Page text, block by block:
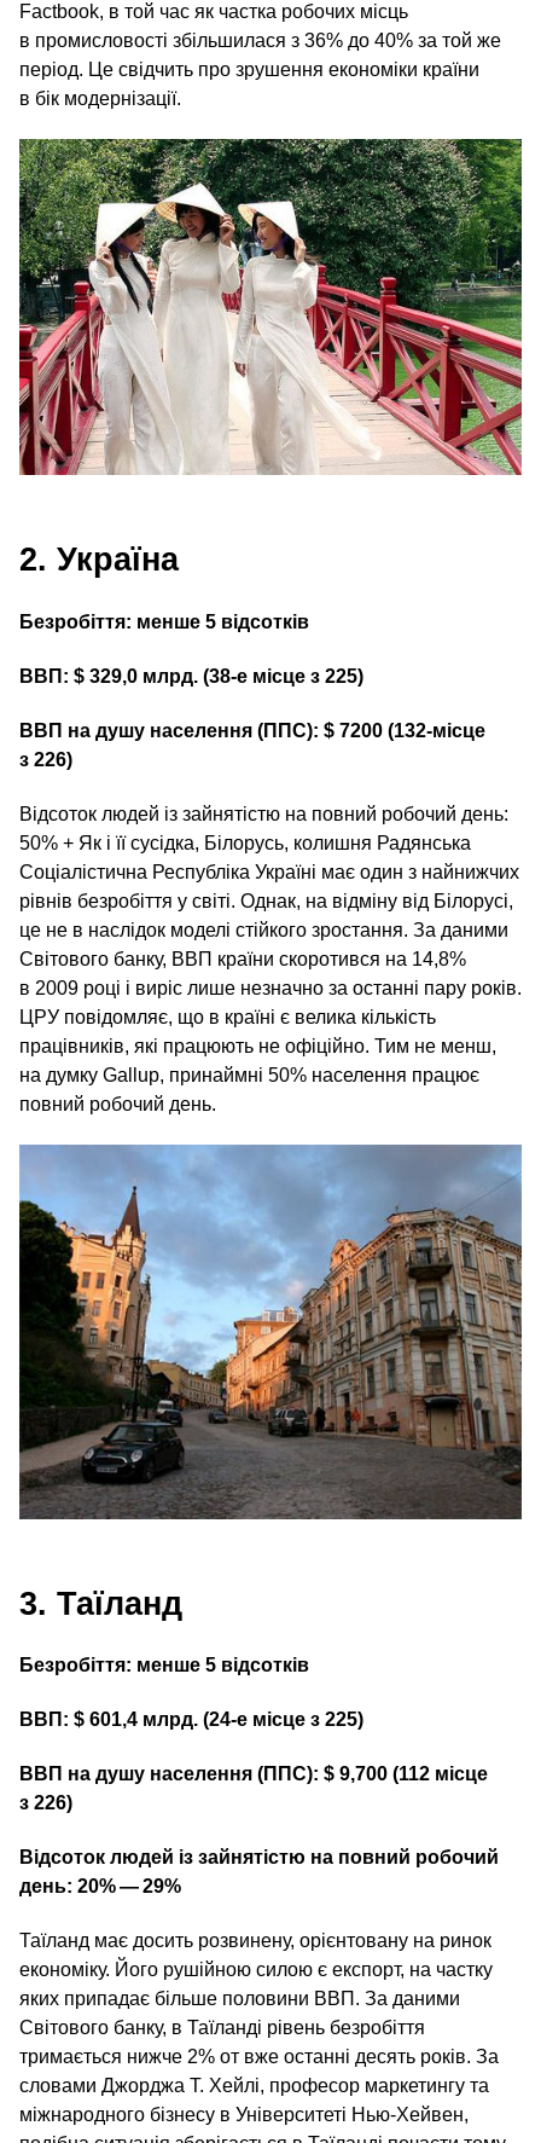
Factbook, в той час як частка робочих місць
в промисловості збільшилася з 36% до 40% за той же
період. Це свідчить про зрушення економіки країни
в бік модернізації.
2. Україна
Безробіття: менше 5 відсотків
ВВП: $ 329,0 млрд. (38‑е місце з 225)
ВВП на душу населення (ППС): $ 7200 (132-місце
з 226)
Відсоток людей із зайнятістю на повний робочий день:
50% + Як і її сусідка, Білорусь, колишня Радянська
Соціалістична Республіка Україні має один з найнижчих
рівнів безробіття у світі. Однак, на відміну від Білорусі,
це не в наслідок моделі стійкого зростання. За даними
Світового банку, ВВП країни скоротився на 14,8%
в 2009 році і виріс лише незначно за останні пару років.
ЦРУ повідомляє, що в країні є велика кількість
працівників, які працюють не офіційно. Тим не менш,
на думку Gallup, принаймні 50% населення працює
повний робочий день.
3. Таїланд
Безробіття: менше 5 відсотків
ВВП: $ 601,4 млрд. (24‑е місце з 225)
ВВП на душу населення (ППС): $ 9,700 (112 місце
з 226)
Відсоток людей із зайнятістю на повний робочий
день: 20% — 29%
Таїланд має досить розвинену, орієнтовану на ринок
економіку. Його рушійною силою є експорт, на частку
яких припадає більше половини ВВП. За даними
Світового банку, в Таїланді рівень безробіття
тримається нижче 2% от вже останні десять років. За
словами Джорджа Т. Хейлі, професор маркетингу та
міжнародного бізнесу в Університеті Нью-Хейвен,